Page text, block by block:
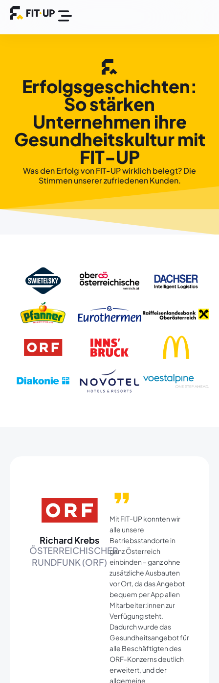
Erfolgsgeschichten:
So stärken
Unternehmen ihre
Gesundheitskultur mit
FIT-UP
Was den Erfolg von FIT-UP wirklich belegt? Die
Stimmen unserer zufriedenen Kunden.
Richard Krebs
ÖSTERREICHISCHER
RUNDFUNK (ORF)
Mit FIT-UP konnten wir
alle unsere
Betriebsstandorte in
ganz Österreich
einbinden – ganz ohne
zusätzliche Ausbauten
vor Ort, da das Angebot
bequem per App allen
Mitarbeiter:innen zur
Verfügung steht.
Dadurch wurde das
Gesundheitsangebot für
alle Beschäftigten des
ORF-Konzerns deutlich
erweitert, und der
allgemeine